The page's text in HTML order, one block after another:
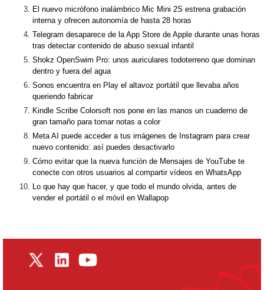
El nuevo micrófono inalámbrico Mic Mini 2S estrena grabación
interna y ofrecen autonomía de hasta 28 horas
Telegram desaparece de la App Store de Apple durante unas horas
tras detectar contenido de abuso sexual infantil
Shokz OpenSwim Pro: unos auriculares todoterreno que dominan
dentro y fuera del agua
Sonos encuentra en Play el altavoz portátil que llevaba años
queriendo fabricar
Kindle Scribe Colorsoft nos pone en las manos un cuaderno de
gran tamaño para tomar notas a color
Meta AI puede acceder a tus imágenes de Instagram para crear
nuevo contenido: así puedes desactivarlo
Cómo evitar que la nueva función de Mensajes de YouTube te
conecte con otros usuarios al compartir vídeos en WhatsApp
Lo que hay que hacer, y que todo el mundo olvida, antes de
vender el portátil o el móvil en Wallapop